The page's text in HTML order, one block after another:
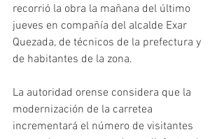
recorrió la obra la mañana del último
jueves en compañía del alcalde Exar
Quezada, de técnicos de la prefectura y
de habitantes de la zona.
La autoridad orense considera que la
modernización de la carretea
incrementará el número de visitantes